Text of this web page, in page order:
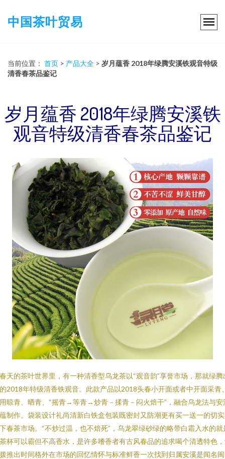
中国茶叶贸易
当前位置： 首页 > 产品大全 > 岁月蕴香 2018年绿腾安溪铁观音特级
清香春茶品鉴记
岁月蕴香 2018年绿腾安溪铁
观音特级清香春茶品鉴记
天的茶叶世界里，有一种清香型乌龙茶以“观音韵”享誉市场，那就绿腾
2018年特级清香铁观音。此款产品以2018头春小开面或者中开面采青
晾青、晒青、“摇青→等青→炒青－揉青－闷火焙干”，融合乌龙法与安
制作。袋装设计礼尚清新白铁盒包装既密封又防潮更有买一送一的切
春茶市场。“不炒过温，也不焙死”，乌龙翠绿砂绿的略带白霜入水的就
杯可以霸但不高香水，是许多嗜香者有古风春品的追求喝个清透特色
推出时间格外在市场的回忆情怀与标准鲜香一次找到归属安溪是闻名闽